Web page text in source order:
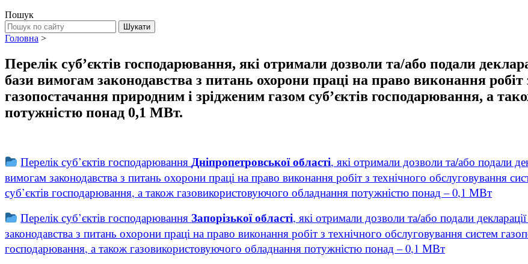
Пошук
Головна >
Перелік суб’єктів господарювання, які отримали дозволи та/або подали
бази вимогам законодавства з питань охорони праці на право виконання робіт
газопостачання природним і зрідженим газом суб’єктів господарювання, а
потужністю понад 0,1 МВт.
Перелік суб’єктів господарювання Дніпропетровської області, які отримали дозволи та/або подали
вимогам законодавства з питань охорони праці на право виконання робіт з технічного обслуговування
суб’єктів господарювання, а також газовикористовуючого обладнання потужністю понад – 0,1 МВт
Перелік суб’єктів господарюванняЗапорізької області, які отримали дозволи та/або подали
законодавства з питань охорони праці на право виконання робіт з технічного обслуговування систем
господарювання, а також газовикористовуючого обладнання потужністю понад – 0,1 МВт